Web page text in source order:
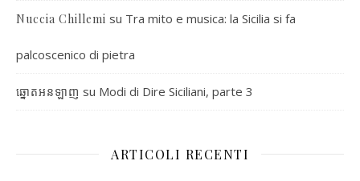
Nuccia Chillemi su Tra mito e musica: la Sicilia si fa
palcoscenico di pietra
ឆ្នោតអនឡាញ su Modi di Dire Siciliani, parte 3
ARTICOLI RECENTI